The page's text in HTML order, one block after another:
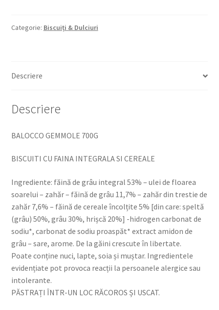
BISCUITI
SI
Categorie: Biscuiți & Dulciuri
Descriere
Descriere
BALOCCO GEMMOLE 700G
BISCUITI CU FAINA INTEGRALA SI CEREALE
Ingrediente: făină de grâu integral 53% – ulei de floarea
soarelui – zahăr – făină de grâu 11,7% – zahăr din trestie de
zahăr 7,6% – făină de cereale încolțite 5% [din care: speltă
(grâu) 50%, grâu 30%, hrișcă 20%] -hidrogen carbonat de
sodiu*, carbonat de sodiu proaspăt* extract amidon de
grâu – sare, arome. De la găini crescute în libertate.
Poate conține nuci, lapte, soia și muștar. Ingredientele
evidențiate pot provoca reacții la persoanele alergice sau
intolerante.
PĂSTRAȚI ÎNTR-UN LOC RĂCOROS ȘI USCAT.